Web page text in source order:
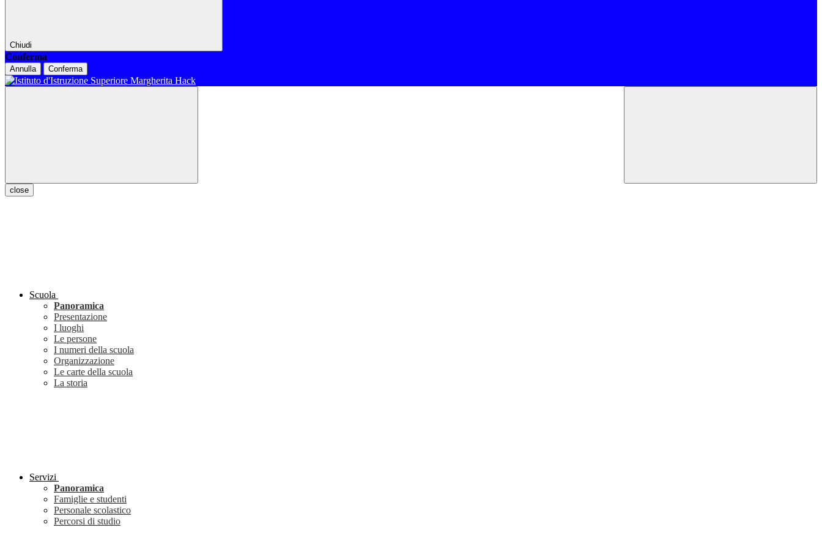
Chiudi
Conferma
Annulla Conferma
close
Scuola
Panoramica
Presentazione
I luoghi
Le persone
I numeri della scuola
Organizzazione
Le carte della scuola
La storia
Servizi
Panoramica
Famiglie e studenti
Personale scolastico
Percorsi di studio